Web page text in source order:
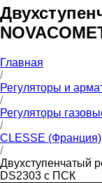
Главная
/
Регуляторы и
/
Регуляторы
/
CLESSE (Франция)
/
Двухступенчатый
DS2303 с ПСК